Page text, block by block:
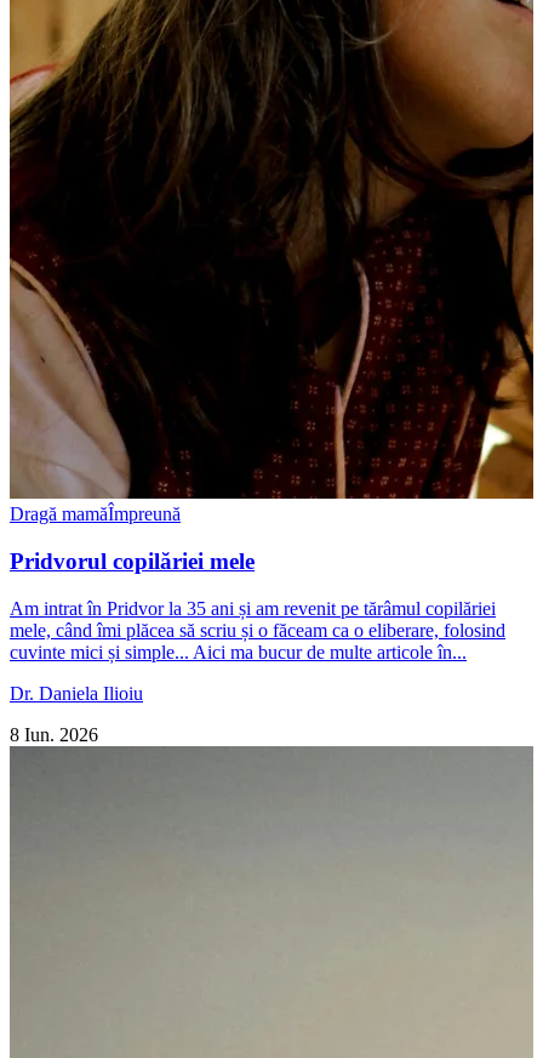
Dragă mamăÎmpreună
Pridvorul copilăriei mele
Am intrat în Pridvor la 35 ani și am revenit pe tărâmul copilăriei
mele, când îmi plăcea să scriu și o făceam ca o eliberare, folosind
cuvinte mici și simple... Aici ma bucur de multe articole în...
Dr. Daniela Ilioiu
8 Iun. 2026